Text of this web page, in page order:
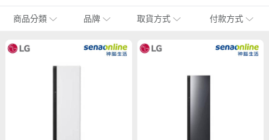
商品分類 品牌 取貨方式 付款方式